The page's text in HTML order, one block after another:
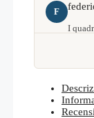
F
I